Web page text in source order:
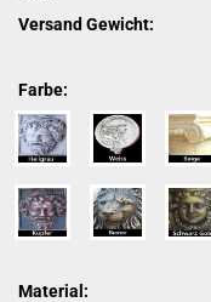
Versand Gewicht:
Farbe:
Material: